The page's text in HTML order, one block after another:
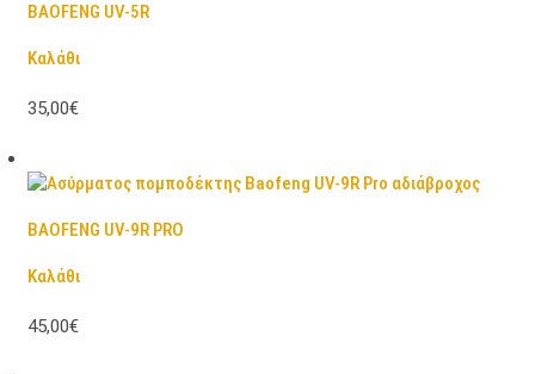
BAOFENG UV-5R
Καλάθι
35,00€
BAOFENG UV-9R PRO
Καλάθι
45,00€